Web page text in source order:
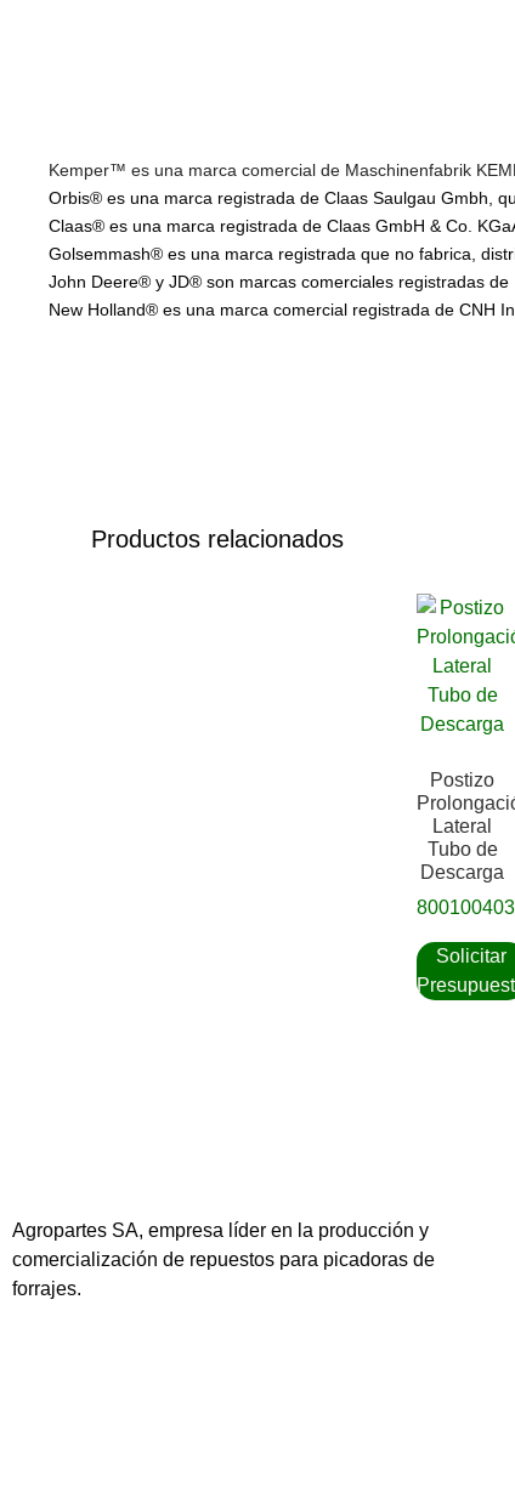
Kemper™ es una marca comercial de Maschinenfabrik
Orbis® es una marca registrada de Claas Saulgau Gmbh,
Claas® es una marca registrada de Claas GmbH & Co.
Golsemmash® es una marca registrada que no fabrica,
John Deere® y JD® son marcas comerciales registradas
New Holland® es una marca comercial registrada de CNH
Productos relacionados
Postizo
Lateral
Tubo de
Descarga
Solicitar
Agropartes SA, empresa líder en la producción y
comercialización de repuestos para picadoras de
forrajes.